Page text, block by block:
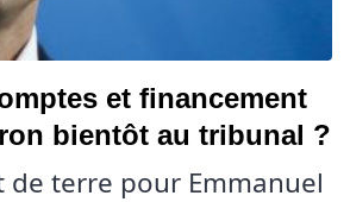
et financement
bientôt au tribunal ?
de terre pour Emmanuel